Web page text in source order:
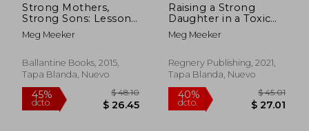
Strong Mothers,
Strong Sons: Lessons
Mothers Need to
Raise Extraordinary
Meg Meeker
Ballantine Books, 2015,
Tapa Blanda, Nuevo
Raising a Strong
Daughter in a Toxic
Culture: 11 Steps to
Keep her Happy,
Inglés)
Meg Meeker
Regnery Publishing, 2021,
Tapa Blanda, Nuevo